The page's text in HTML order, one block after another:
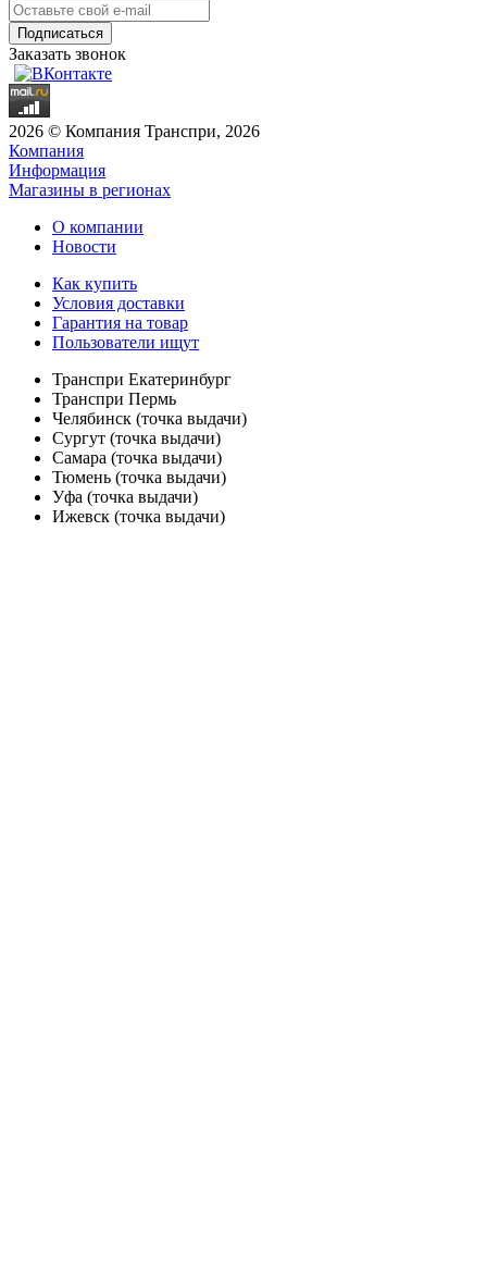
Заказать звонок
2026 © Компания Транспри, 2026
Компания
Информация
Магазины в регионах
О компании
Новости
Как купить
Условия доставки
Гарантия на товар
Пользователи ищут
Транспри Екатеринбург
Транспри Пермь
Челябинск (точка выдачи)
Сургут (точка выдачи)
Самара (точка выдачи)
Тюмень (точка выдачи)
Уфа (точка выдачи)
Ижевск (точка выдачи)